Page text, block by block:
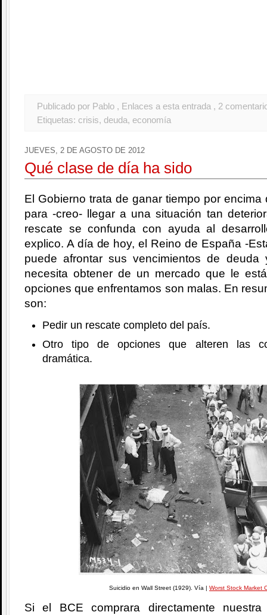
Publicado por Pablo , Enlaces a esta entrada , 2
Etiquetas: crisis, deuda, economía
JUEVES, 2 DE AGOSTO DE 2012
Qué clase de día ha sido
El Gobierno trata de ganar tiempo por
para -creo- llegar a una situación tan
rescate se confunda con ayuda al
explico. A día de hoy, el Reino de España -
puede afrontar sus vencimientos de
necesita obtener de un mercado que le
opciones que enfrentamos son malas. En
son:
Pedir un rescate completo del país.
Otro tipo de opciones que alteren las
dramática.
Suicidio en Wall Street (1929). Vía | Worst Stock Market
Si el BCE comprara directamente